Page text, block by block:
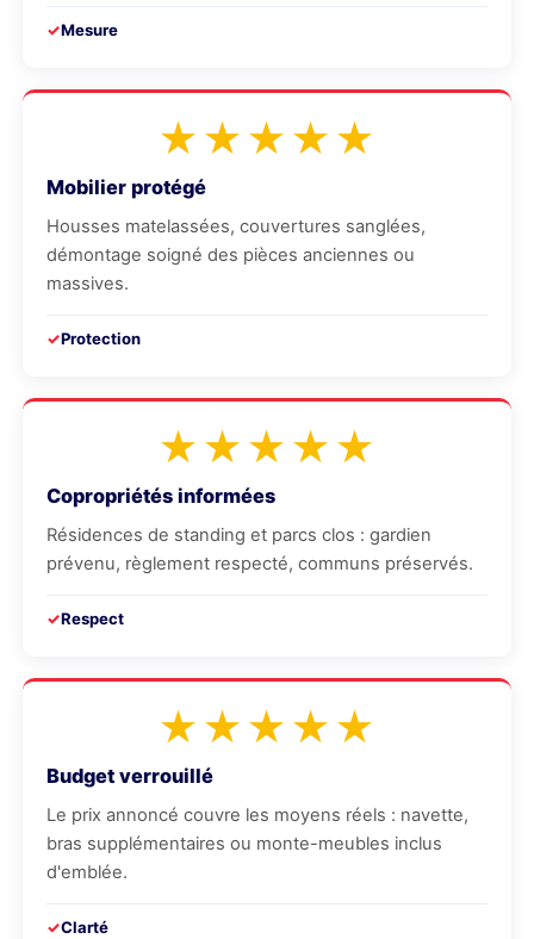
Mesure
★★★★★
Mobilier protégé
Housses matelassées, couvertures sanglées,
démontage soigné des pièces anciennes ou
massives.
Protection
★★★★★
Copropriétés informées
Résidences de standing et parcs clos : gardien
prévenu, règlement respecté, communs préservés.
Respect
★★★★★
Budget verrouillé
Le prix annoncé couvre les moyens réels : navette,
bras supplémentaires ou monte-meubles inclus
d'emblée.
Clarté